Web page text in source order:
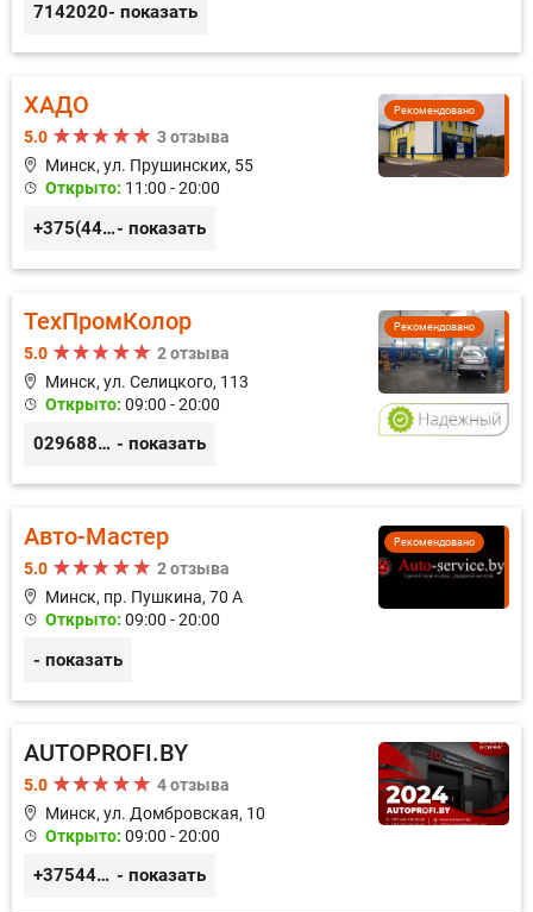
7142020- показать
Рекомендовано
ХАДО
5.0
3 отзыва
Минск, ул. Прушинских, 55
Открыто: 11:00 - 20:00
+375(44) 559-27-77- показать
Рекомендовано
ТехПромКолор
5.0
2 отзыва
Минск, ул. Селицкого, 113
Открыто: 09:00 - 20:00
0296889898 - показать
Рекомендовано
Авто-Мастер
5.0
2 отзыва
Минск, пр. Пушкина, 70 А
Открыто: 09:00 - 20:00
- показать
AUTOPROFI.BY
5.0
4 отзыва
Минск, ул. Домбровская, 10
Открыто: 09:00 - 20:00
+375445353020 - показать